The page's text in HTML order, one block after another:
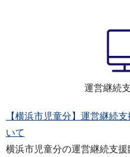
運営継続
【横浜市児童分】運営継続
いて
横浜市児童分の運営継続支